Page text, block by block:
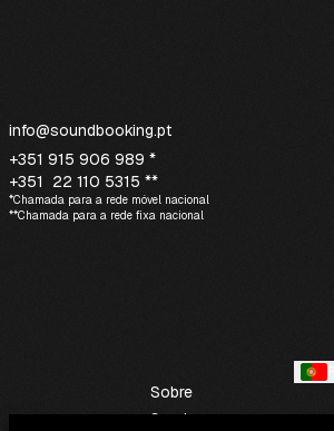
info@soundbooking.pt
+351 915 906 989 *
+351 22 110 5315 **
*Chamada para a rede móvel nacional
**Chamada para a rede fixa nacional
Sobre
Serviços